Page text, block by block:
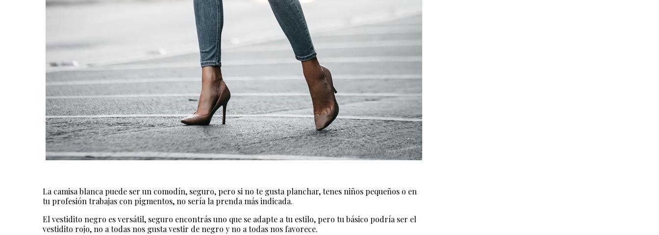
La camisa blanca puede ser un comodín, seguro, pero si no te gusta planchar, tenes niños pequeños o en
tu profesión trabajas con pigmentos, no sería la prenda más indicada.
El vestidito negro es versátil, seguro encontrás uno que se adapte a tu estilo, pero tu básico podría ser el
vestidito rojo, no a todas nos gusta vestir de negro y no a todas nos favorece.